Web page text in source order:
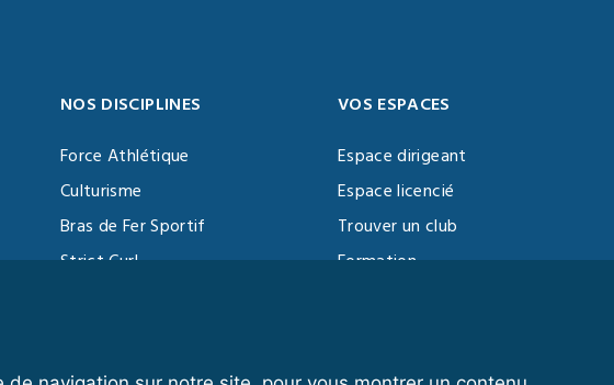
NOS DISCIPLINES
Force Athlétique
Culturisme
Bras de Fer Sportif
Strict Curl
VOS ESPACES
Espace dirigeant
Espace licencié
Trouver un club
Formation